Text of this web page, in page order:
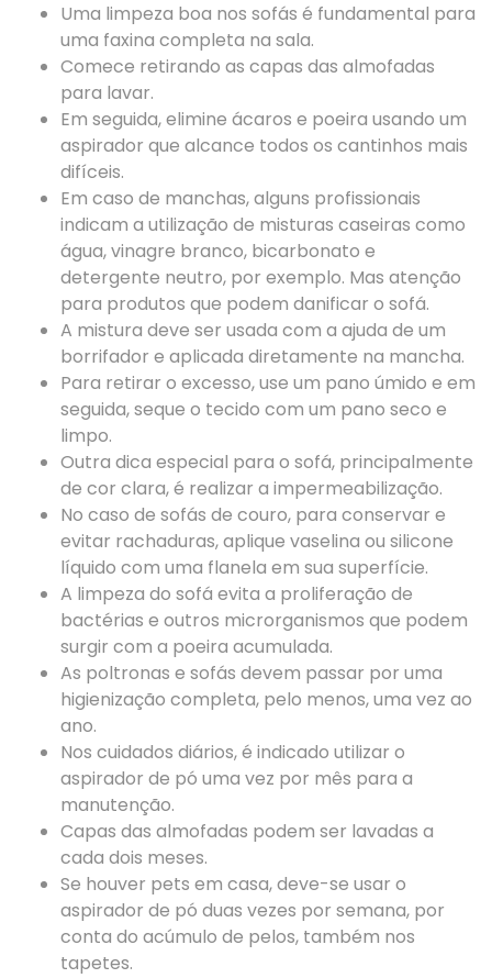
Uma limpeza boa nos sofás é fundamental para
uma faxina completa na sala.
Comece retirando as capas das almofadas
para lavar.
Em seguida, elimine ácaros e poeira usando um
aspirador que alcance todos os cantinhos mais
difíceis.
Em caso de manchas, alguns profissionais
indicam a utilização de misturas caseiras como
água, vinagre branco, bicarbonato e
detergente neutro, por exemplo. Mas atenção
para produtos que podem danificar o sofá.
A mistura deve ser usada com a ajuda de um
borrifador e aplicada diretamente na mancha.
Para retirar o excesso, use um pano úmido e em
seguida, seque o tecido com um pano seco e
limpo.
Outra dica especial para o sofá, principalmente
de cor clara, é realizar a impermeabilização.
No caso de sofás de couro, para conservar e
evitar rachaduras, aplique vaselina ou silicone
líquido com uma flanela em sua superfície.
A limpeza do sofá evita a proliferação de
bactérias e outros microrganismos que podem
surgir com a poeira acumulada.
As poltronas e sofás devem passar por uma
higienização completa, pelo menos, uma vez ao
ano.
Nos cuidados diários, é indicado utilizar o
aspirador de pó uma vez por mês para a
manutenção.
Capas das almofadas podem ser lavadas a
cada dois meses.
Se houver pets em casa, deve-se usar o
aspirador de pó duas vezes por semana, por
conta do acúmulo de pelos, também nos
tapetes.